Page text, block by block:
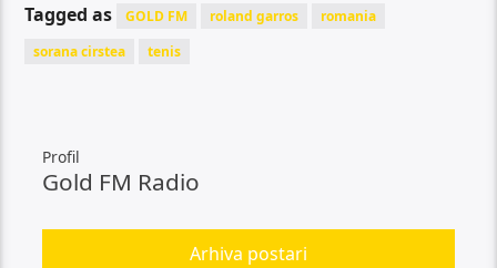
Tagged as GOLD FM roland garros
romania
sorana cirstea
tenis
Profil
Gold FM Radio
Arhiva postari